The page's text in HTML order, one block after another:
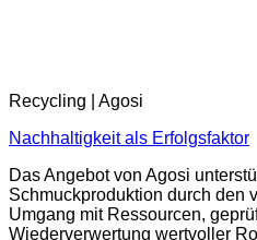
Recycling | Agosi
Nachhaltigkeit als Erfolgsfaktor
Das Angebot von Agosi
Schmuckproduktion durch den
Umgang mit Ressourcen,
Wiederverwertung wertvoller